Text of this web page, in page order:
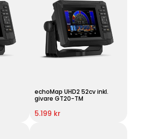
echoMap UHD2 52cv inkl.
givare GT20-TM
5.199 kr